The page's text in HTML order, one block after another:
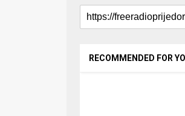
RECOMMENDED FOR